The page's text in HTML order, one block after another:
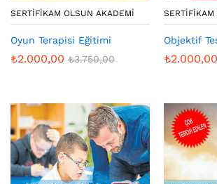
SERTIFIKAM OLSUN AKADEMI
Oyun Terapisi Eğitimi
₺2.000,00 ₺3.750,00
Objektif
₺2.000,00